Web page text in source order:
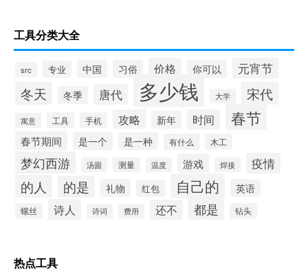
工具分类大全
src 专业 中国 习俗 价格 你可以 元宵节
冬天 冬季 唐代 多少钱 大学 宋代
寓意 工具 手机 攻略 新年 时间 春节
春节期间 是一个 是一种 有什么 木工
梦幻西游 汤圆 测量 温度 游戏 焊接 疫情
的人 的是 礼物 红包 自己的 英语
螺丝 诗人 诗词 费用 还不 都是 钻头
热点工具